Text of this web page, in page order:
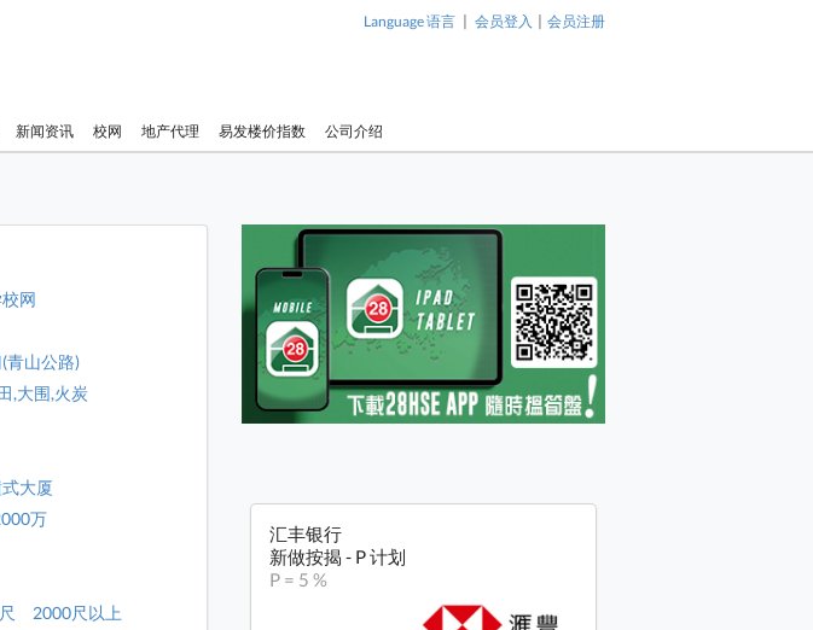
Language 语言 | 会员登入 | 会员注册
新闻资讯 校网 地产代理 易发楼价指数 公司介绍
网
青山公路)
,大围,火炭
大厦
万
2000尺以上
汇丰银行
新做按揭 - P 计划
P = 5 %